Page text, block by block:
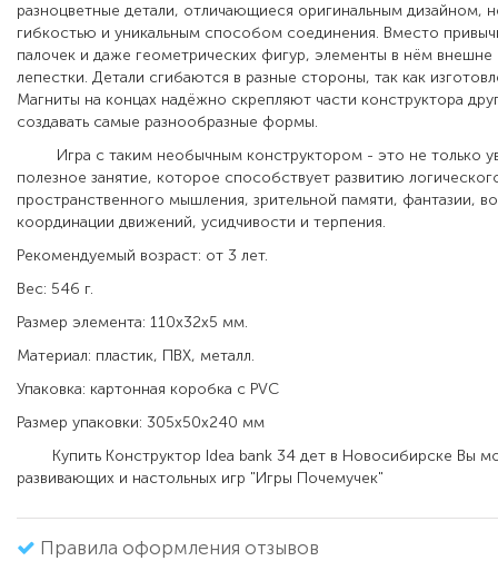
разноцветные детали, отличающиеся оригинальным дизайном,
гибкостью и уникальным способом соединения. Вместо
палочек и даже геометрических фигур, элементы в нём
лепестки. Детали сгибаются в разные стороны, так как
Магниты на концах надёжно скрепляют части конструктора
создавать самые разнообразные формы.
Игра с таким необычным конструктором - это не только
полезное занятие, которое способствует развитию
пространственного мышления, зрительной памяти, фантазии,
координации движений, усидчивости и терпения.
Рекомендуемый возраст: от 3 лет.
Вес: 546 г.
Размер элемента: 110х32х5 мм.
Материал: пластик, ПВХ, металл.
Упаковка: картонная коробка с PVC
Размер упаковки: 305х50х240 мм
Купить Конструктор Idea bank 34 дет в Новосибирске Вы
развивающих и настольных игр "Игры Почемучек"
Правила оформления отзывов